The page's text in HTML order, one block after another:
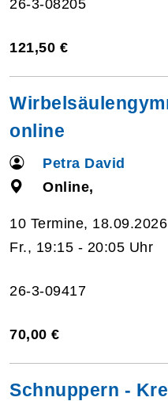
26-3-08205
121,50 €
online
Petra David
Online,
10 Termine,
Fr., 19:15 - 20:05 Uhr
26-3-09417
70,00 €
Schnuppern -